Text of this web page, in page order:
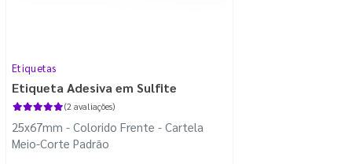
Etiquetas
Etiqueta Adesiva em Sulfite
(2 avaliações)
25x67mm - Colorido Frente - Cartela
Meio-Corte Padrão